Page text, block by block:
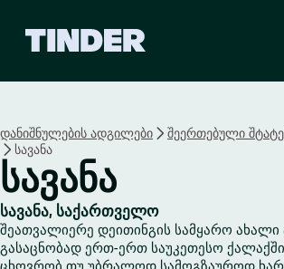
r
e
დანიშნულების ადგილები შეერთებული
სავანა
სავანა
სავანა, საქართველო
შეათვალიერე დეითინგის სამყარო ახალი
გასაცნობად ერთ-ერთ საუკეთესო